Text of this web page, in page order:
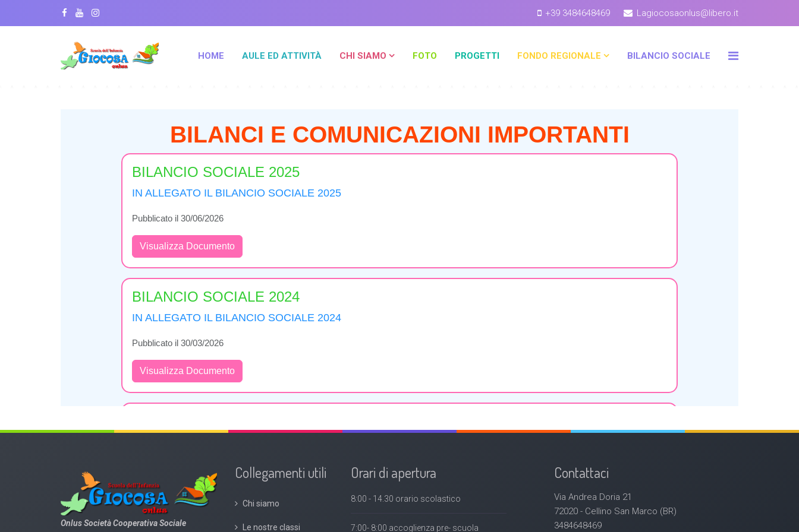
+39 3484648469 Lagiocosaonlus@libero.it
HOME AULE ED ATTIVITÀ CHI SIAMO FOTO PROGETTI FONDO REGIONALE BILANCIO SOCIALE
Onlus Società Cooperativa Sociale
Collegamenti utili
Chi siamo
Le nostre classi
Orari di apertura
8:00 - 14.30 orario scolastico
7:00- 8:00 accoglienza pre- scuola
Contattaci
Via Andrea Doria 21
72020 - Cellino San Marco (BR)
3484648469